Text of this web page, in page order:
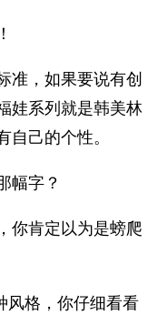
准，如果要说有创
娃系列就是韩美林
己的个性。
幅字？
你肯定以为是螃爬
风格，你仔细看看